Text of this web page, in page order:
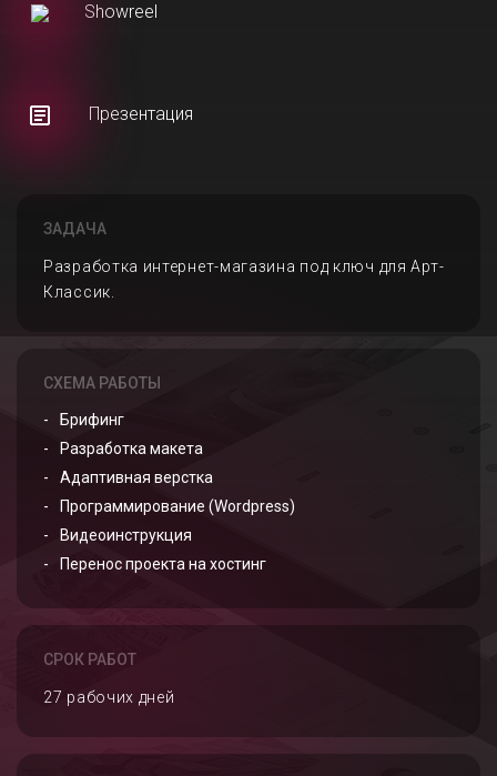
Showreel
Презентация
ЗАДАЧА
Разработка интернет-магазина под ключ для Арт-
Классик.
СХЕМА РАБОТЫ
Брифинг
Разработка макета
Адаптивная верстка
Программирование (Wordpress)
Видеоинструкция
Перенос проекта на хостинг
СРОК РАБОТ
27 рабочих дней